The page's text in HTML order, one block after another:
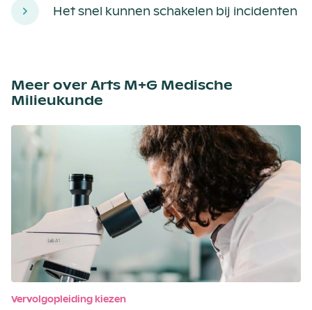
Het snel kunnen schakelen bij incidenten
Meer over Arts M+G Medische
Milieukunde
Vervolgopleiding kiezen